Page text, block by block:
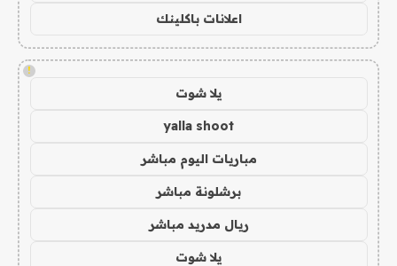
اعلانات باكلينك
!
يلا شوت
yalla shoot
مباريات اليوم مباشر
برشلونة مباشر
ريال مدريد مباشر
يلا شوت